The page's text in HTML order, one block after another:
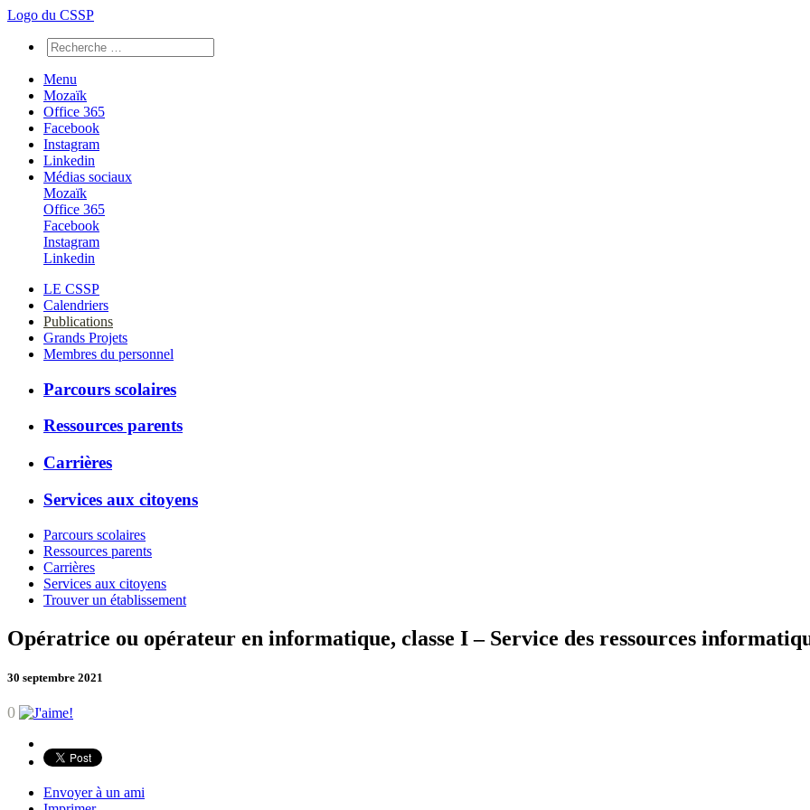
Logo du CSSP
Menu
Mozaïk
Office 365
Facebook
Instagram
Linkedin
Médias sociaux
Mozaïk
Office 365
Facebook
Instagram
Linkedin
LE CSSP
Calendriers
Publications
Grands Projets
Membres du personnel
Parcours scolaires
Ressources parents
Carrières
Services aux citoyens
Parcours scolaires
Ressources parents
Carrières
Services aux citoyens
Trouver un établissement
Opératrice ou opérateur en informatique, classe I – Service des ressources
30 septembre 2021
0
Envoyer à un ami